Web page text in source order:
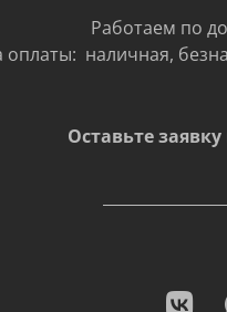
Работаем по
наличная,
Оставьте